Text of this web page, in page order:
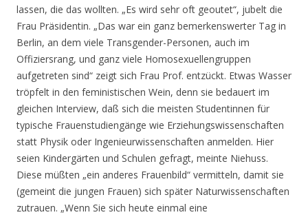
lassen, die das wollten. „Es wird sehr oft geoutet“, jubelt die
Frau Präsidentin. „Das war ein ganz bemerkenswerter Tag in
Berlin, an dem viele Transgender-Personen, auch im
Offiziersrang, und ganz viele Homosexuellengruppen
aufgetreten sind“ zeigt sich Frau Prof. entzückt. Etwas Wasser
tröpfelt in den feministischen Wein, denn sie bedauert im
gleichen Interview, daß sich die meisten Studentinnen für
typische Frauenstudiengänge wie Erziehungswissenschaften
statt Physik oder Ingenieurwissenschaften anmelden. Hier
seien Kindergärten und Schulen gefragt, meinte Niehuss.
Diese müßten „ein anderes Frauenbild“ vermitteln, damit sie
(gemeint die jungen Frauen) sich später Naturwissenschaften
zutrauen. „Wenn Sie sich heute einmal eine